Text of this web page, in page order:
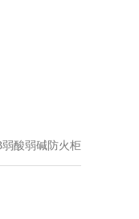
酸弱碱防火柜